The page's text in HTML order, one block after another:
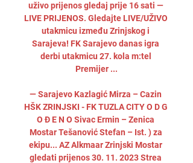
uživo prijenos gledaj prije 16 sati —
LIVE PRIJENOS. Gledajte LIVE/UŽIVO
utakmicu između Zrinjskog i
Sarajeva! FK Sarajevo danas igra
derbi utakmicu 27. kola m:tel
Premijer ...
— Sarajevo Kazlagić Mirza – Cazin
HŠK ZRINJSKI - FK TUZLA CITY O D G
O Đ E N O Sivac Ermin – Zenica
Mostar Tešanović Stefan – Ist. ) za
ekipu... AZ Alkmaar Zrinjski Mostar
gledati prijenos 30. 11. 2023 Strea